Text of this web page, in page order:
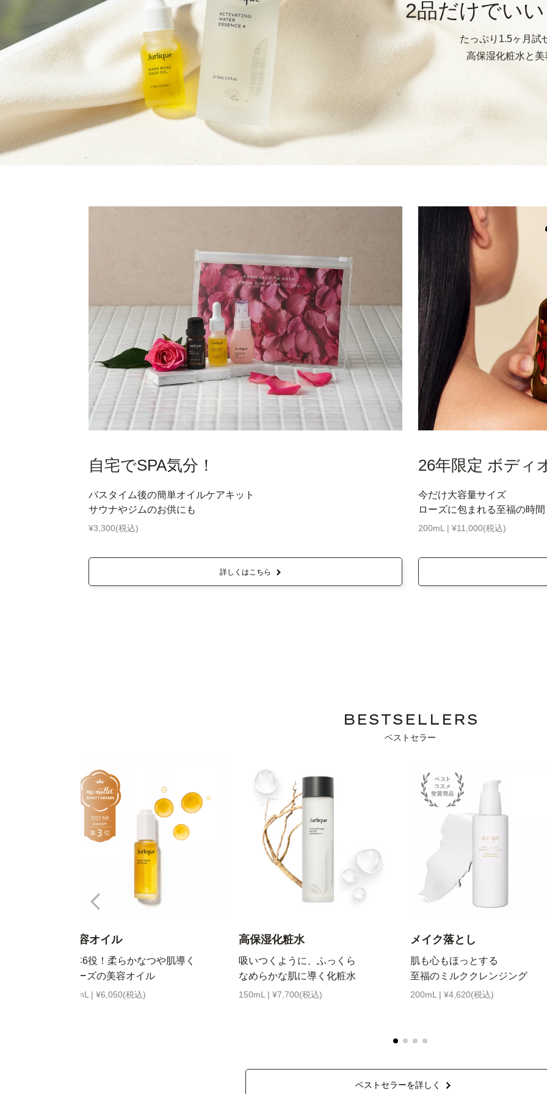
2品だけでい
たっぷり1.5ヶ月試
高保湿化粧水と
自宅でSPA気分！
バスタイム後の簡単オイルケアキット
サウナやジムのお供にも
¥3,300(税込)
詳しくはこちら
26年限定 ボディ
今だけ大容量サイズ
ローズに包まれる至福の時間
200mL | ¥11,000(税込)
BESTSELLERS
ベストセラー
美容オイル
1本6役！柔らかなつや肌導く
ローズの美容オイル
30mL | ¥6,050(税込)
高保湿化粧水
吸いつくように、ふっくら
なめらかな肌に導く化粧水
150mL | ¥7,700(税込)
メイク落とし
肌も心もほっとする
至福のミルククレンジング
200mL | ¥4,620(税込)
ベストセラーを詳しく